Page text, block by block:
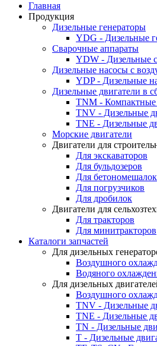
Главная
Продукция
Дизельные генераторы
YDG - Дизельные
Cварочные аппараты
YDW - Дизельные
Дизельные насосы с
YDP - Дизельные
Дизельные двигатели в
TNM - Компактные
TNV - Дизельные
TNE - Дизельные
Морские двигатели
Двигатели для
Для экскаваторов
Для бульдозеров
Для бетономешалок
Для погрузчиков
Для дробилок
Двигатели для
Для тракторов
Для минитракторов
Каталоги запчастей
Для дизельных
Воздушного
Водяного
Для дизельных
Воздушного
TNV - Дизельные
TNE - Дизельные
TN - Дизельные
T - Дизельные